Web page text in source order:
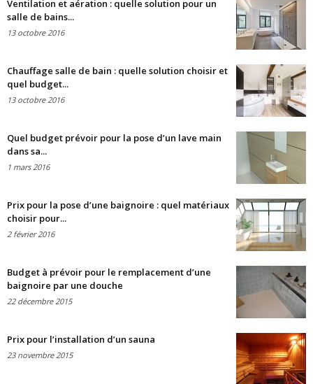
Ventilation et aération : quelle solution pour un
salle de bains...
13 octobre 2016
Chauffage salle de bain : quelle solution choisir et
quel budget...
13 octobre 2016
Quel budget prévoir pour la pose d’un lave main
dans sa...
1 mars 2016
Prix pour la pose d’une baignoire : quel matériaux
choisir pour...
2 février 2016
Budget à prévoir pour le remplacement d’une
baignoire par une douche
22 décembre 2015
Prix pour l’installation d’un sauna
23 novembre 2015